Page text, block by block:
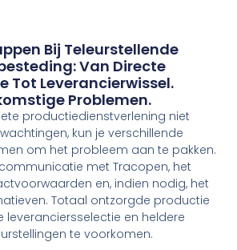
Bij Teleurstellende
Van Directe
Tot Leverancierwissel.
Problemen.
productiedienstverlening niet
kun je verschillende
om het probleem aan te pakken.
met Tracopen, het
en, indien nodig, het
Totaal ontzorgde productie
leveranciersselectie en heldere
te voorkomen.